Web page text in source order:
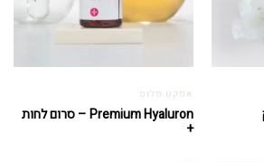
אפקט פלוס
Premium Hyaluron – סרום לחות
+